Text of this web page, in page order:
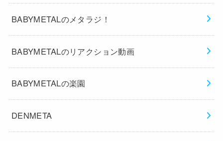
BABYMETALのメタラジ！
BABYMETALのリアクション動画
BABYMETALの楽園
DENMETA